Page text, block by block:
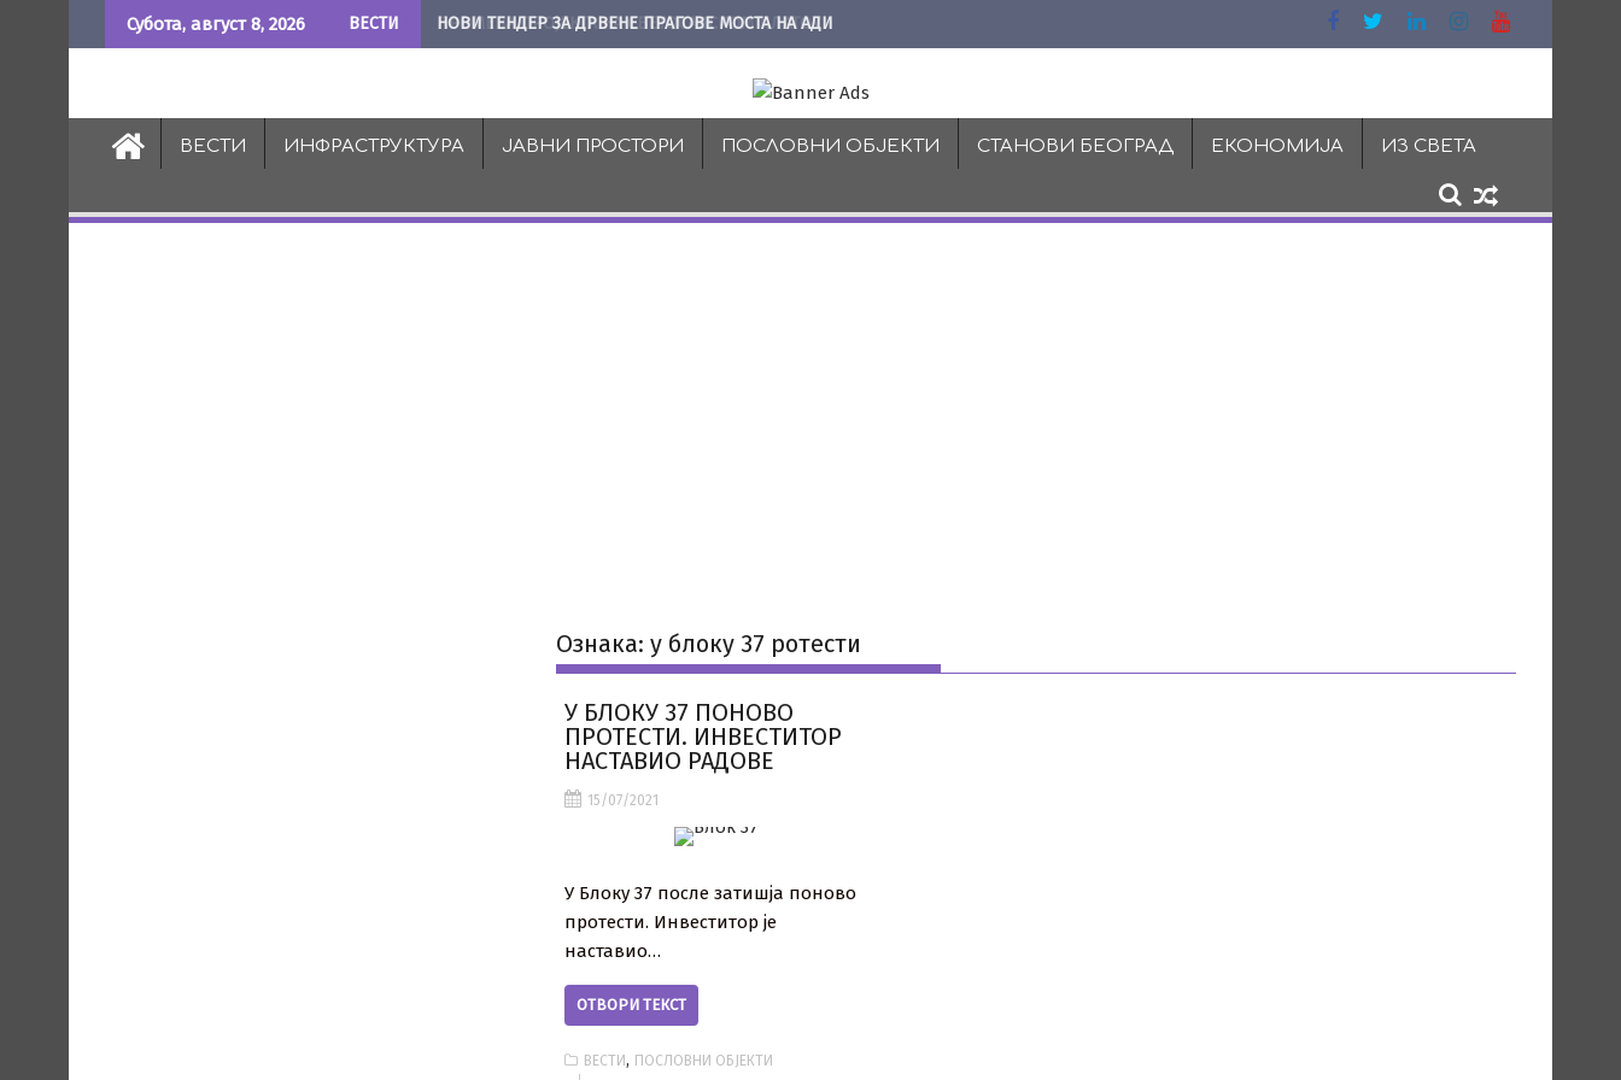
Субота, август 8, 2026 ВЕСТИ НОВИ ТЕНДЕР ЗА ДРВЕНЕ ПРАГОВЕ МОСТА НА АДИ
ВЕСТИ ИНФРАСТРУКТУРА ЈАВНИ ПРОСТОРИ ПОСЛОВНИ ОБЈЕКТИ СТАНОВИ БЕОГРАД ЕКОНОМИЈА ИЗ СВЕТА
Ознака:у блоку 37 ротести
У БЛОКУ 37 ПОНОВО
ПРОТЕСТИ. ИНВЕСТИТОР
НАСТАВИО РАДОВЕ
15/07/2021
У Блоку 37 после затишја поново
протести. Инвеститор је
наставио…
ОТВОРИ ТЕКСТ
ВЕСТИ, ПОСЛОВНИ ОБЈЕКТИ